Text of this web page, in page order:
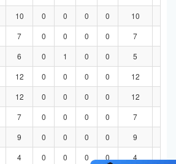
10 0 0 0 0 10
7 0 0 0 0 7
6 0 1 0 0 5
12 0 0 0 0 12
12 0 0 0 0 12
7 0 0 0 0 7
9 0 0 0 0 9
4 0 0 0 0 4